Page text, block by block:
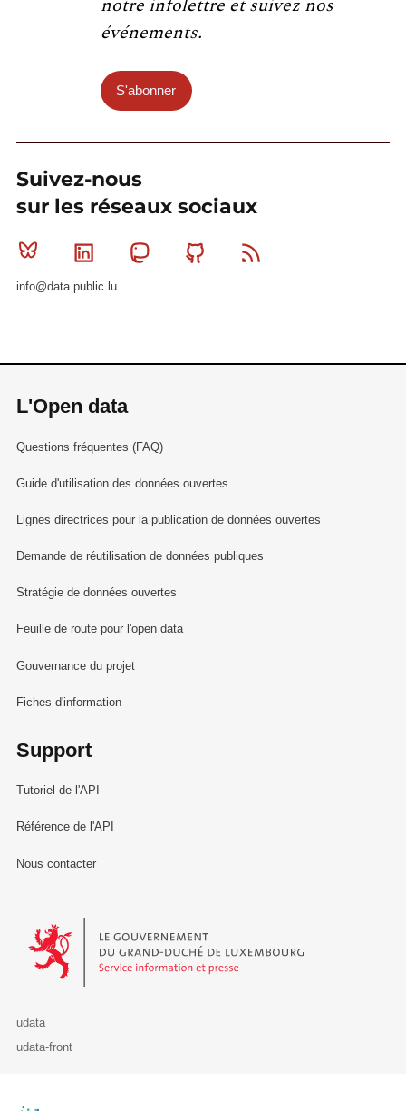
notre infolettre et suivez nos
événements.
S'abonner
Suivez-nous
sur les réseaux sociaux
Bluesky Linkedin MastodonGithub
info@data.public.lu
L'Open data
Questions fréquentes (FAQ)
Guide d'utilisation des données ouvertes
Lignes directrices pour la publication de données ouvertes
Demande de réutilisation de données publiques
Stratégie de données ouvertes
Feuille de route pour l'open data
Gouvernance du projet
Fiches d'information
Support
Tutoriel de l'API
Référence de l'API
Nous contacter
Le Gouvernement du Grand-Duché de Luxembourg - Service
udata
udata-front